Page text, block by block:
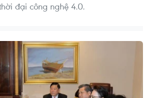
đại công nghệ 4.0.